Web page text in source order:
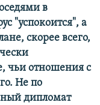
в
"успокоится", а
скорее всего,
чьи отношения с
Не по
дипломат